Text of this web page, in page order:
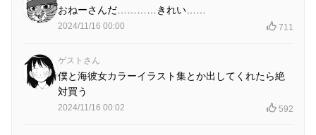
おねーさんだ…………きれい……
2024/11/16 00:00 711
ゲストさん
僕と海彼女カラーイラスト集とか出してくれたら絶
対買う
2024/11/16 00:02 592